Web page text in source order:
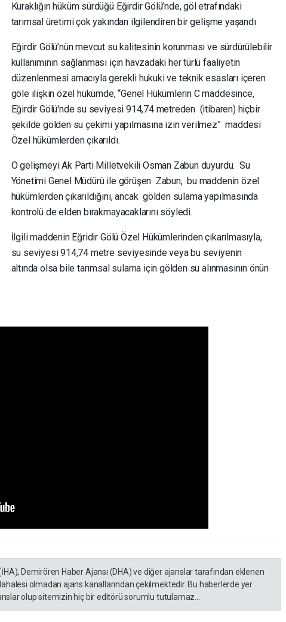
Kuraklığın hüküm sürdüğü Eğirdir Gölü’nde, göl etrafındaki
tarımsal üretimi çok yakından ilgilendiren bir gelişme yaşandı
Eğirdir Gölü’nün mevcut su kalitesinin korunması ve sürdürülebilir
kullanımının sağlanması için havzadaki her türlü faaliyetin
düzenlenmesi amacıyla gerekli hukuki ve teknik esasları içeren
göle ilişkin özel hükümde, “Genel Hükümlerin C maddesince,
Eğirdir Gölü'nde su seviyesi 914,74 metreden (itibaren) hiçbir
şekilde gölden su çekimi yapılmasına izin verilmez” maddesi
Özel hükümlerden çıkarıldı.
O gelişmeyi Ak Parti Milletvekili Osman Zabun duyurdu. Su
Yönetimi Genel Müdürü ile görüşen Zabun, bu maddenin özel
hükümlerden çıkarıldığını, ancak gölden sulama yapılmasında
kontrolü de elden bırakmayacaklarını söyledi.
İlgili maddenin Eğridir Gölü Özel Hükümlerinden çıkarılmasıyla,
su seviyesi 914,74 metre seviyesinde veya bu seviyenin
altında olsa bile tarımsal sulama için gölden su alınmasının önün
Demirören Haber Ajansı (DHA) ve diğer ajanslar tarafından eklenen
olmadan ajans kanallarından çekilmektedir. Bu haberlerde yer
olup sitemizin hiç bir editörü sorumlu tutulamaz...